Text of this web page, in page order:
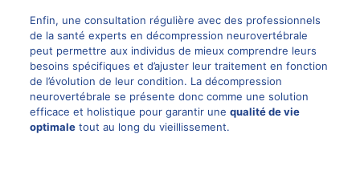
Enfin, une consultation régulière avec des professionnels
de la santé experts en décompression neurovertébrale
peut permettre aux individus de mieux comprendre leurs
besoins spécifiques et d’ajuster leur traitement en fonction
de l’évolution de leur condition. La décompression
neurovertébrale se présente donc comme une solution
efficace et holistique pour garantir une qualité de vie
optimaletout au long du vieillissement.